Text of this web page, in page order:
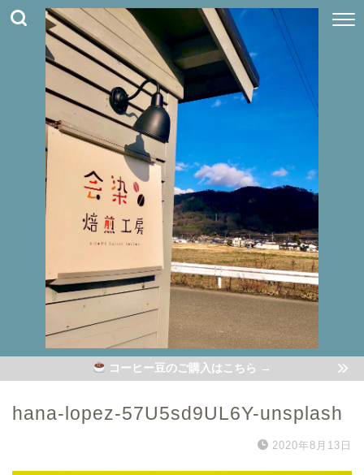
コーヒー豆のご購入はこちら →
hana-lopez-57U5sd9UL6Y-unsplash
2020年8月13日